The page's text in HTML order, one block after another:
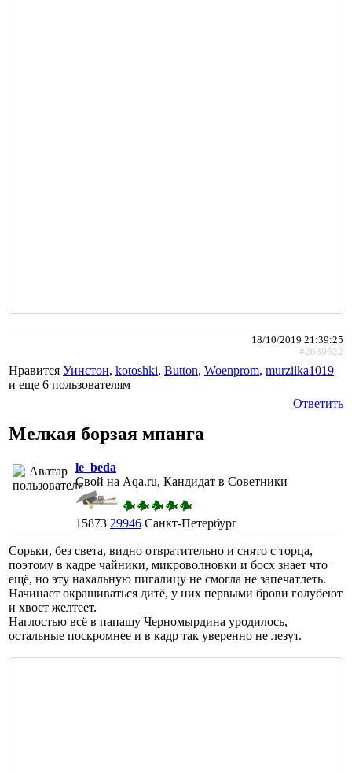
18/10/2019 21:39:25
#2689622
Нравится Уинстон, kotoshki, Button, Woenprom, murzilka1019
и еще 6 пользователям
Ответить
Мелкая борзая мпанга
le_beda
Свой на Aqa.ru, Кандидат в Советники
15873 29946 Санкт-Петербург
Сорьки, без света, видно отвратительно и снято с торца,
поэтому в кадре чайники, микроволновки и босх знает что
ещё, но эту нахальную пигалицу не смогла не запечатлеть.
Начинает окрашиваться дитё, у них первыми брови голубеют
и хвост желтеет.
Наглостью всё в папашу Черномырдина уродилось,
остальные поскромнее и в кадр так уверенно не лезут.